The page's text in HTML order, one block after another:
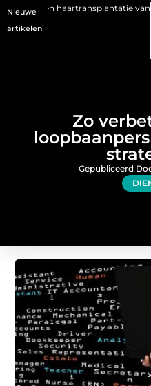
Nieuwe
artikelen
vandaag de dag kan
Zo
Gepubliceerd